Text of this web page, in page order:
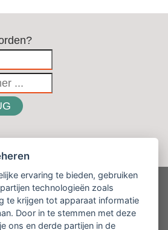
ervaring te bieden, gebruiken
technologieën zoals
te krijgen tot apparaat informatie
Door in te stemmen met deze
ons en derde partijen in de